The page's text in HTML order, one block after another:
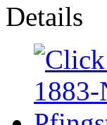
Details